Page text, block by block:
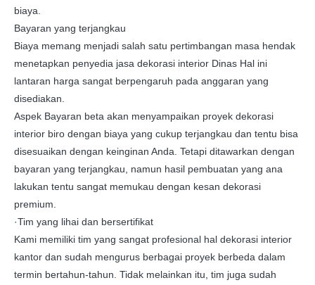
biaya.
Bayaran yang terjangkau
Biaya memang menjadi salah satu pertimbangan masa hendak
menetapkan penyedia jasa dekorasi interior Dinas Hal ini
lantaran harga sangat berpengaruh pada anggaran yang
disediakan.
Aspek Bayaran beta akan menyampaikan proyek dekorasi
interior biro dengan biaya yang cukup terjangkau dan tentu bisa
disesuaikan dengan keinginan Anda. Tetapi ditawarkan dengan
bayaran yang terjangkau, namun hasil pembuatan yang ana
lakukan tentu sangat memukau dengan kesan dekorasi
premium.
·Tim yang lihai dan bersertifikat
Kami memiliki tim yang sangat profesional hal dekorasi interior
kantor dan sudah mengurus berbagai proyek berbeda dalam
termin bertahun-tahun. Tidak melainkan itu, tim juga sudah